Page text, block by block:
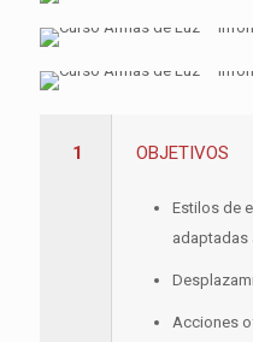
1 OBJETIVOS
Estilos de
adaptadas
Acciones